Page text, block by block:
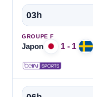
03h
GROUPE F
Japon 1 - 1